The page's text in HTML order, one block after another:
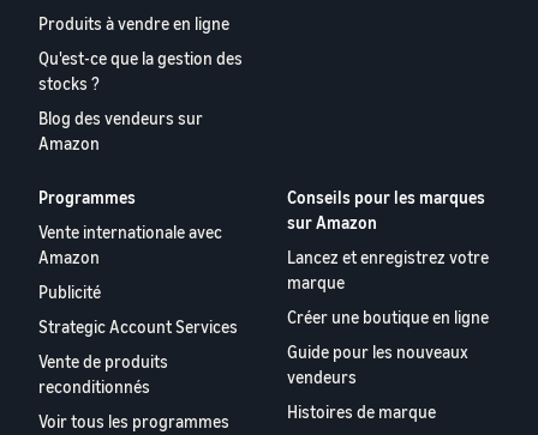
Produits à vendre en ligne
Qu'est-ce que la gestion des
stocks ?
Blog des vendeurs sur
Amazon
Programmes
Vente internationale avec
Amazon
Publicité
Strategic Account Services
Vente de produits
reconditionnés
Voir tous les programmes
Conseils pour les marques
sur Amazon
Lancez et enregistrez votre
marque
Créer une boutique en ligne
Guide pour les nouveaux
vendeurs
Histoires de marque